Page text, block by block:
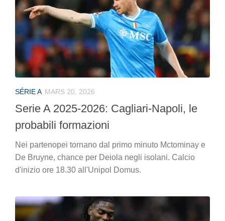
SÉRIE A MARS 20, 2026
Serie A 2025-2026: Cagliari-Napoli, le
probabili formazioni
Nei partenopei tornano dal primo minuto Mctominay e
De Bruyne, chance per Deiola negli isolani. Calcio
d'inizio ore 18.30 all'Unipol Domus.